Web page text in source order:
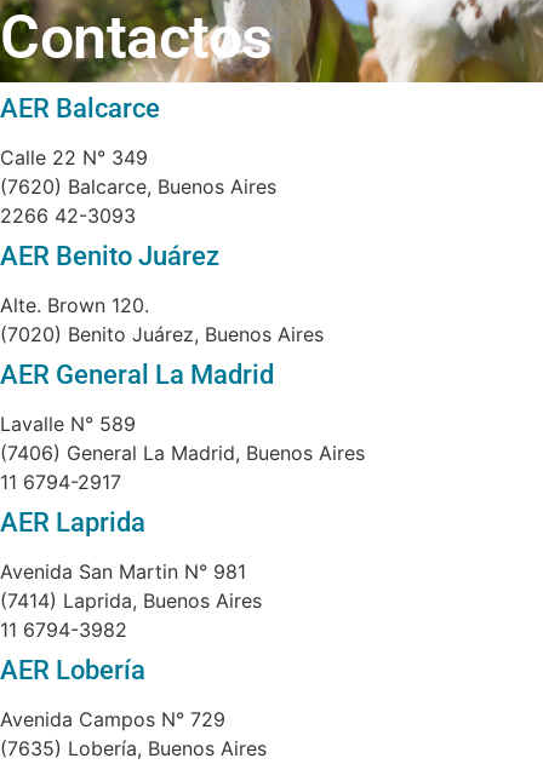
Contactos
AER Balcarce
Calle 22 N° 349
(7620) Balcarce, Buenos Aires
2266 42-3093
AER Benito Juárez
Alte. Brown 120.
(7020) Benito Juárez, Buenos Aires
AER General La Madrid
Lavalle N° 589
(7406) General La Madrid, Buenos Aires
11 6794-2917
AER Laprida
Avenida San Martin N° 981
(7414) Laprida, Buenos Aires
11 6794-3982
AER Lobería
Avenida Campos N° 729
(7635) Lobería, Buenos Aires